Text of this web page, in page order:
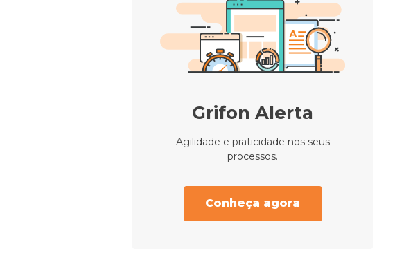
Grifon Alerta
Agilidade e praticidade nos seus
processos.
Conheça agora